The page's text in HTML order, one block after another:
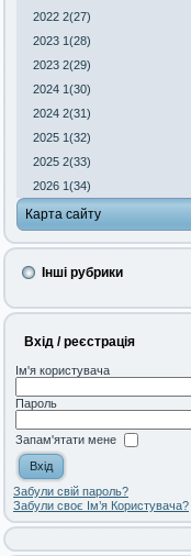
2022 2(27)
2023 1(28)
2023 2(29)
2024 1(30)
2024 2(31)
2025 1(32)
2025 2(33)
2026 1(34)
Карта сайту
Інші рубрики
Вхід / реєстрація
Ім'я користувача
Пароль
Запам'ятати мене
Забули свій пароль?
Забули своє Ім’я Користувача?